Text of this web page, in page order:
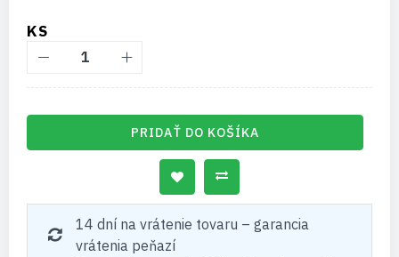
KS
PRIDAŤ DO KOŠÍKA
14 dní na vrátenie tovaru – garancia
vrátenia peňazí